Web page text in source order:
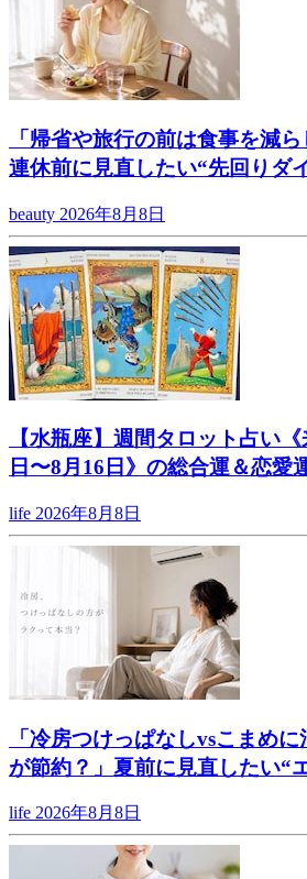
「帰省や旅行の前は食事を減ら
連休前に見直したい“先回りダ
beauty 2026年8月8日
【水瓶座】週間タロット占い
日〜8月16日》の総合運＆恋愛
life 2026年8月8日
「冷房つけっぱなしvsこまめ
が節約？」夏前に見直したい“
life 2026年8月8日